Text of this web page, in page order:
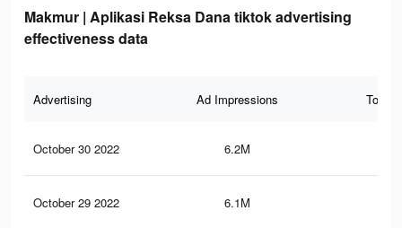
Makmur | Aplikasi Reksa Dana tiktok advertising
effectiveness data
Advertising Ad Impressions Total
October 30 2022 6.2M
October 29 2022 6.1M